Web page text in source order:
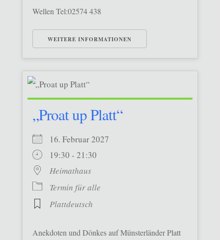
Wellen Tel:02574 438
WEITERE INFORMATIONEN
„Proat up Platt“
16. Februar 2027
19:30 - 21:30
Heimathaus
Termin für alle
Plattdeutsch
Anekdoten und Dönkes auf Münsterländer Platt